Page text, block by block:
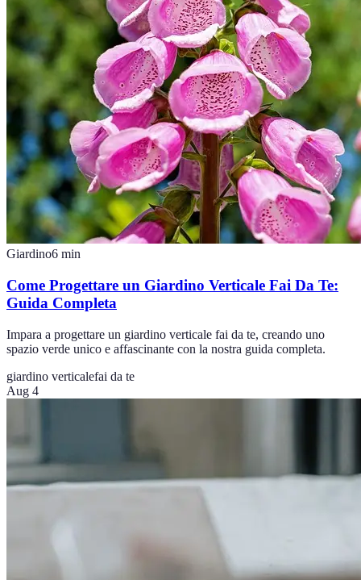
Giardino6 min
Come Progettare un Giardino Verticale Fai Da Te:
Guida Completa
Impara a progettare un giardino verticale fai da te, creando uno
spazio verde unico e affascinante con la nostra guida completa.
giardino verticalefai da te
Aug 4